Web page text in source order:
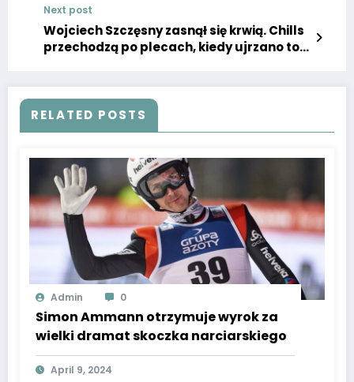
Next post
Wojciech Szczęsny zasnął się krwią. Chills
przechodzą po plecach, kiedy ujrzano to
RELATED POSTS
Admin 0
Simon Ammann otrzymuje wyrok za
wielki dramat skoczka narciarskiego
April 9, 2024